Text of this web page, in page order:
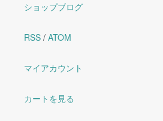
ショップブログ
RSS / ATOM
マイアカウント
カートを見る